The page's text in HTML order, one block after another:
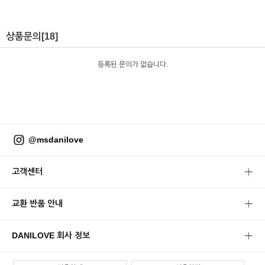
상품문의 [18]
등록된 문의가 없습니다.
@msdanilove
고객센터
교환 반품 안내
DANILOVE 회사 정보